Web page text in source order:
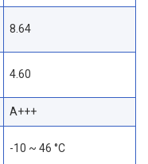
8.64
4.60
A+++
-10 ~ 46 °С